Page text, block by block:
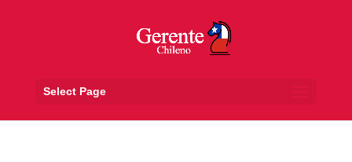
Select Page